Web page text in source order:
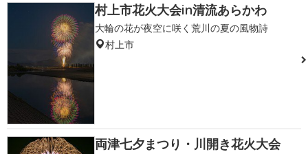
村上市花火大会in清流あらかわ
大輪の花が夜空に咲く荒川の夏の風物詩
村上市
両津七夕まつり・川開き花火大会